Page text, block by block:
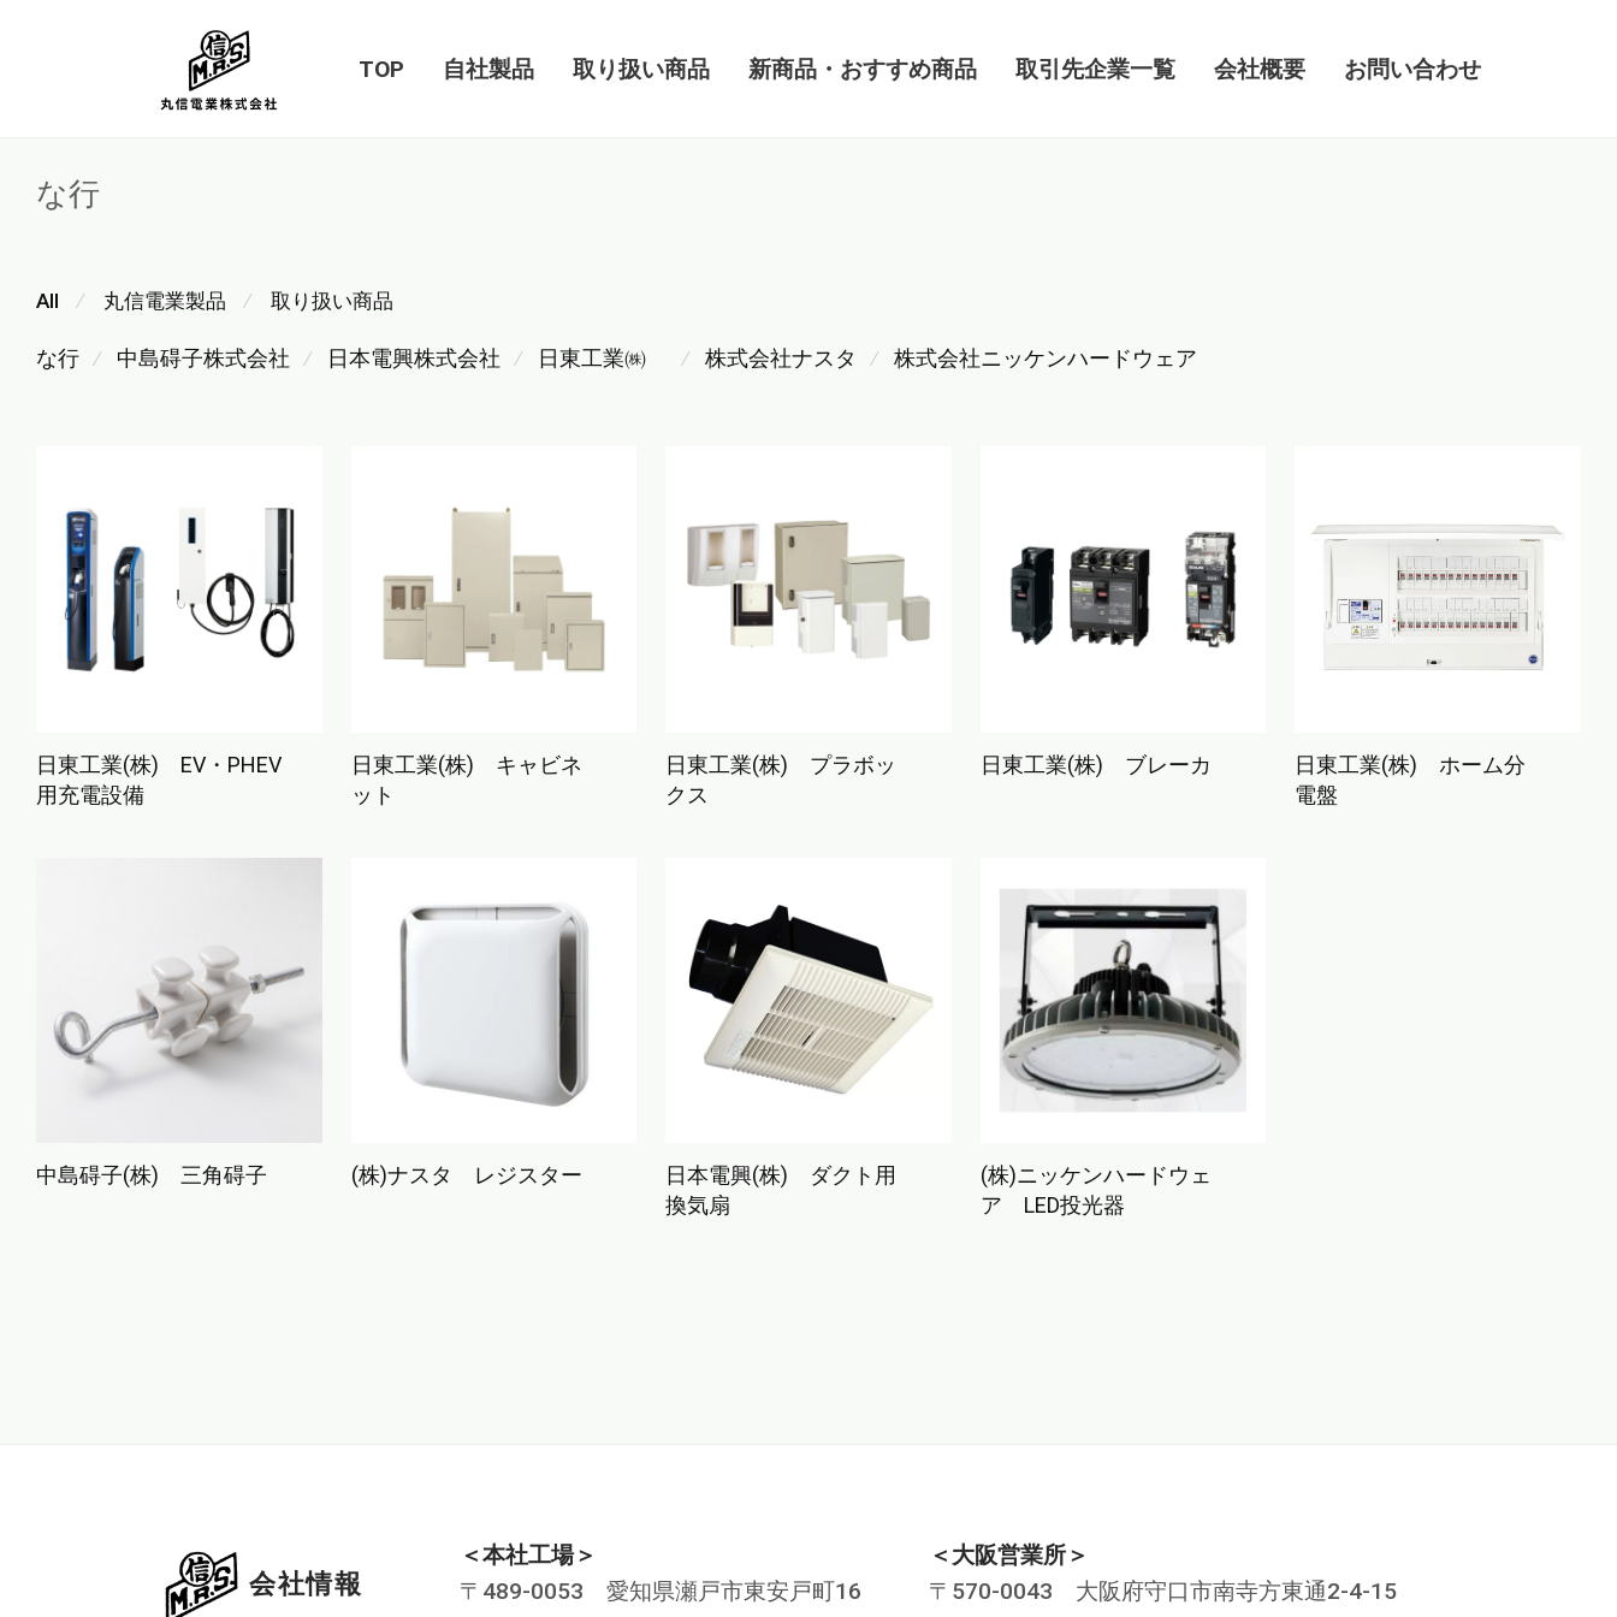
TOP 自社製品 取り扱い商品 新商品・おすすめ商品 取引先企業一覧 会社概要 お問い合わせ
な行
All ⁄ 丸信電業製品 ⁄ 取り扱い商品
な行 ⁄ 中島碍子株式会社 ⁄ 日本電興株式会社 ⁄ 日東工業㈱ ⁄ 株式会社ナスタ ⁄ 株式会社ニッケンハードウェア
日東工業(株) EV・PHEV
用充電設備
日東工業(株) キャビネ
ット
日東工業(株) プラボッ
クス
日東工業(株) ブレーカ
日東工業(株) ホーム分
電盤
中島碍子(株) 三角碍子 (株)ナスタ レジスター
日本電興(株) ダクト用
換気扇
(株)ニッケンハードウェ
ア LED投光器
会社情報
＜本社工場＞
〒489-0053 愛知県瀬戸市東安戸町16
＜大阪営業所＞
〒570-0043 大阪府守口市南寺方東通2-4-15